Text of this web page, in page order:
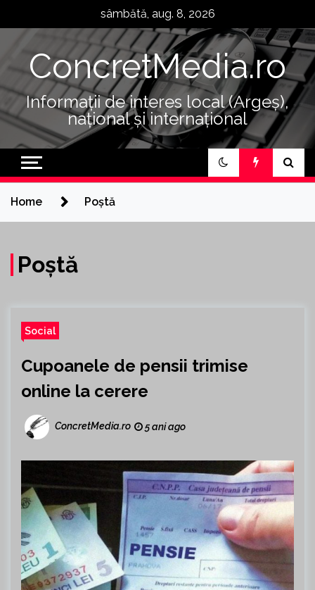
sâmbătă, aug. 8, 2026
ConcretMedia.ro
Informații de interes local (Argeș),
național și internațional
Home Poștă
Poștă
Social
Cupoanele de pensii trimise
online la cerere
ConcretMedia.ro 5 ani ago